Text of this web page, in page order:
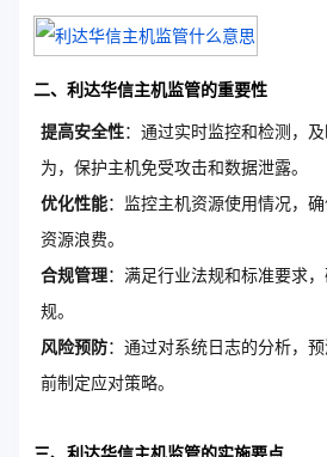
二、利达华信主机监管的重要性
提高安全性：通过实时监控和检测，
为，保护主机免受攻击和数据泄露。
优化性能：监控主机资源使用情况，
资源浪费。
合规管理：满足行业法规和标准要求
规。
风险预防：通过对系统日志的分析，
前制定应对策略。